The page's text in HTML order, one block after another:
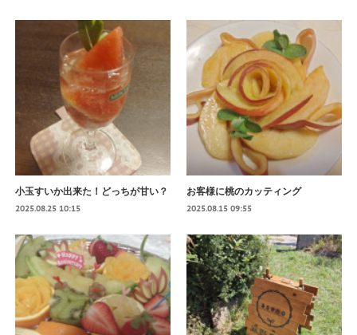
小玉すいか出来た！どっちが甘い？
2025.08.25 10:15
お客様に桃のカッティング
2025.08.15 09:55